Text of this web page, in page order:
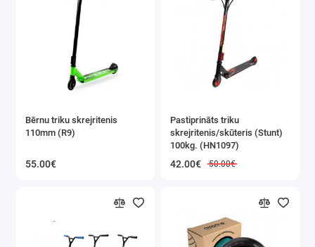
Bērnu triku skrejritenis
110mm (R9)
55.00€
Pastiprināts triku
skrejritenis/skūteris (Stunt)
100kg. (HN1097)
42.00€ 50.00€